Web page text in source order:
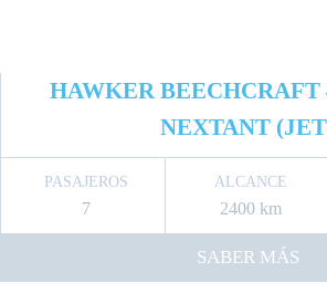
HAWKER BEECHCRAFT
NEXTANT
PASAJEROS
7
ALCANCE
2400 km
SABER MÁS